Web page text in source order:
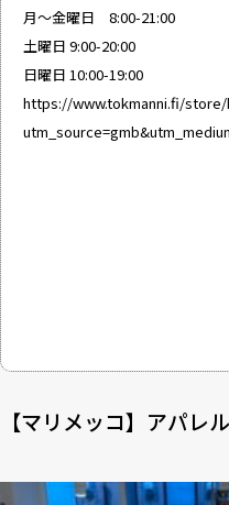
月〜金曜日 8:00-21:00
土曜日 9:00-20:00
日曜日 10:00-19:00
https://www.tokmanni.fi/store/
【マリメッコ】アパレ